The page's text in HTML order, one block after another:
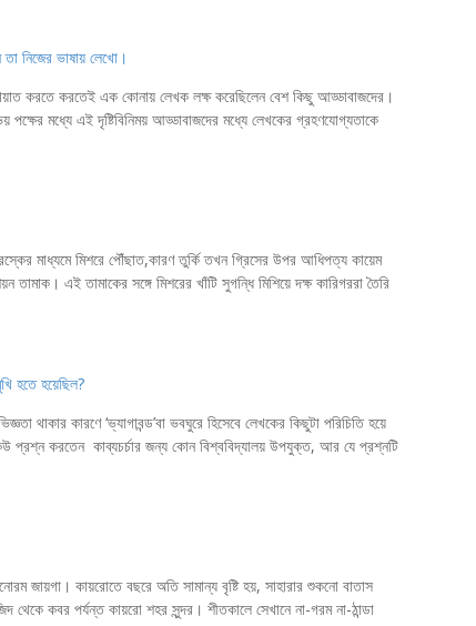
নিজের ভাষায় লেখো।
করতে করতেই এক কোনায় লেখক লক্ষ করেছিলেন বেশ কিছু আড্ডাবাজদের।
মধ্যে এই দৃষ্টিবিনিময় আড্ডাবাজদের মধ্যে লেখকের গ্রহণযোগ্যতাকে
মাধ্যমে মিশরে পৌঁছাত,কারণ তুর্কি তখন গ্রিসের উপর আধিপত্য কায়েম
এই তামাকের সঙ্গে মিশরের খাঁটি সুগন্ধি মিশিয়ে দক্ষ কারিগররা তৈরি
হতে হয়েছিল?
কারণে ‘ভ্যাগাবন্ড’বা ভবঘুরে হিসেবে লেখকের কিছুটা পরিচিতি হয়ে
প্রশ্ন করতেন কাব্যচর্চার জন্য কোন বিশ্ববিদ্যালয় উপযুক্ত, আর যে প্রশ্নটি
জায়গা। কায়রোতে বছরে অতি সামান্য বৃষ্টি হয়, সাহারার শুকনো বাতাস
থেকে কবর পর্যন্ত কায়রো শহর সুন্দর। শীতকালে সেখানে না-গরম না-ঠান্ডা